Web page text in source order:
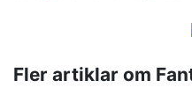
Fler artiklar om